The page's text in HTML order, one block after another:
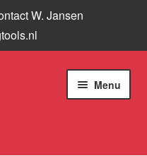
W. Jansen
Menu